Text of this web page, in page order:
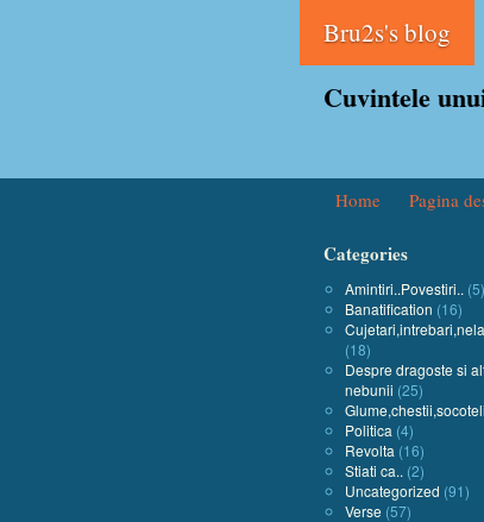
Bru2s's blog
Cuvintele
Home Pagina
Categories
Amintiri..Povestiri.. (5)
Banatification (16)
(18)
Despre dragoste si
nebunii (25)
Glume,chestii,socoteli
Politica (4)
Revolta (16)
Stiati ca.. (2)
Uncategorized (91)
Verse (57)